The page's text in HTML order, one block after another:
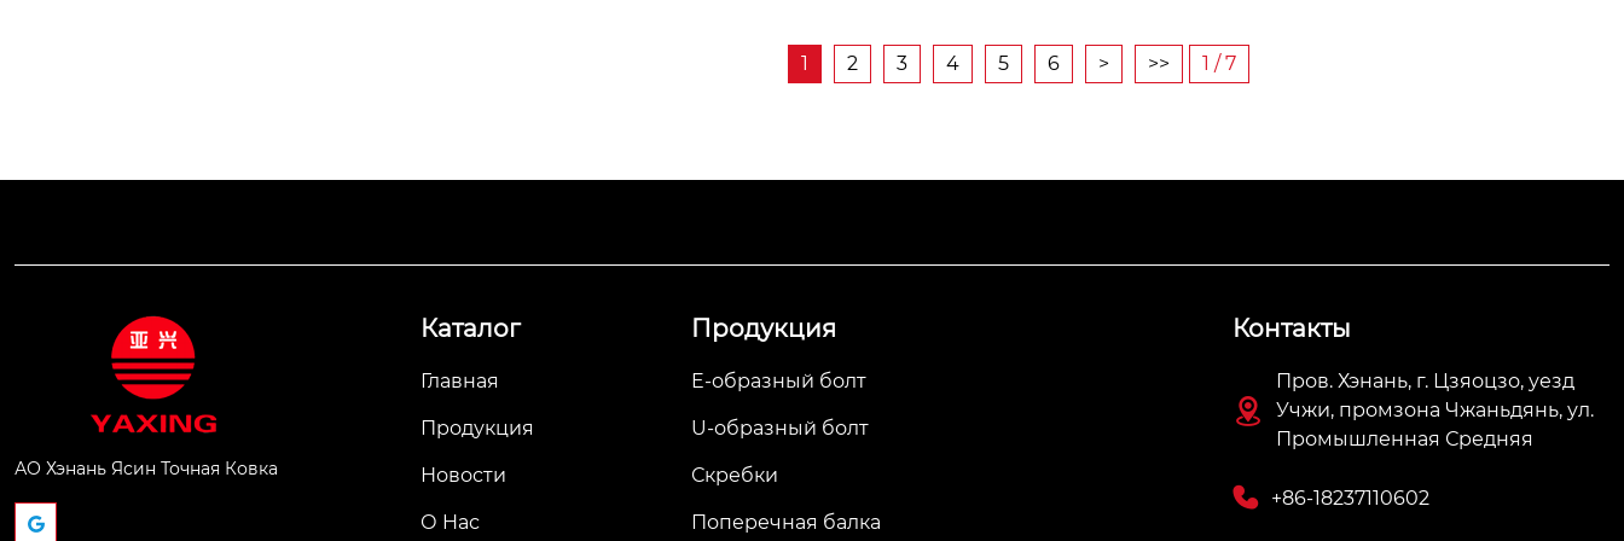
1 2 3 4 5 6 > >> 1 / 7
АО Хэнань Ясин Точная Ковка
Каталог
Главная
Продукция
Новости
О Hас
Продукция
E-образный болт
U-образный болт
Скребки
Поперечная балка
Контакты

Пров. Хэнань, г. Цзяоцзо, уезд
Учжи, промзона Чжаньдянь, ул.
Промышленная Средняя
 +86-18237110602